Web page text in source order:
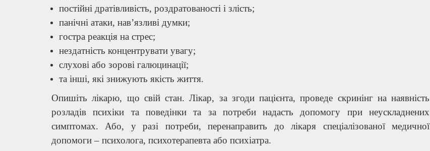
постійні дратівливість, роздратованості і злість;
панічні атаки, нав’язливі думки;
гостра реакція на стрес;
нездатність концентрувати увагу;
слухові або зорові галюцинації;
та інші, які знижують якість життя.
Опишіть лікарю, що свій стан. Лікар, за згоди пацієнта, проведе скринінг на наявність
розладів психіки та поведінки та за потреби надасть допомогу при неускладнених
симптомах. Або, у разі потреби, перенаправить до лікаря спеціалізованої медичної
допомоги – психолога, психотерапевта або психіатра.